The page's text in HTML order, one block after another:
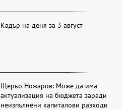
Кадър на деня за 3 август
Щерьо Ножаров: Може да има
актуализация на бюджета заради
неизпълнени капиталови разходи